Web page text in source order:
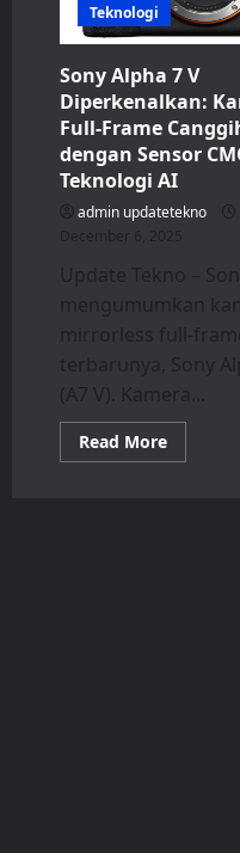
Teknologi
Sony Alpha 7 V
Diperkenalkan:
Full-Frame
dengan Sensor
Teknologi AI
admin updatetekno
December 6, 2025
Update Tekno –
mengumumkan
mirrorless full-
terbarunya, Sony
(A7 V). Kamera...
Read MoreRead
more